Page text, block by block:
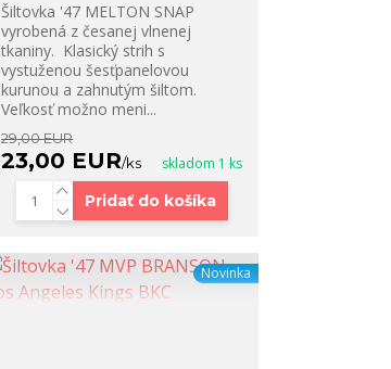
Šiltovka '47 MELTON SNAP
vyrobená z česanej vlnenej
tkaniny. Klasický strih s
vystuženou šesťpanelovou
kurunou a zahnutým šiltom.
Veľkosť možno meni...
29,00 EUR
23,00 EUR/ks skladom 1 ks
Pridať do košíka
Novinka